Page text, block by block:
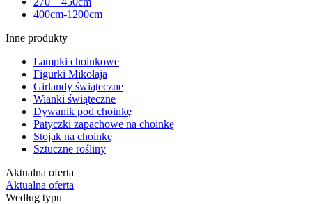
400cm-1200cm
Inne produkty
Lampki choinkowe
Figurki Mikołaja
Girlandy świąteczne
Wianki świąteczne
Dywanik pod choinkę
Patyczki zapachowe na choinkę
Stojak na choinkę
Sztuczne rośliny
Aktualna oferta
Aktualna oferta
Według typu